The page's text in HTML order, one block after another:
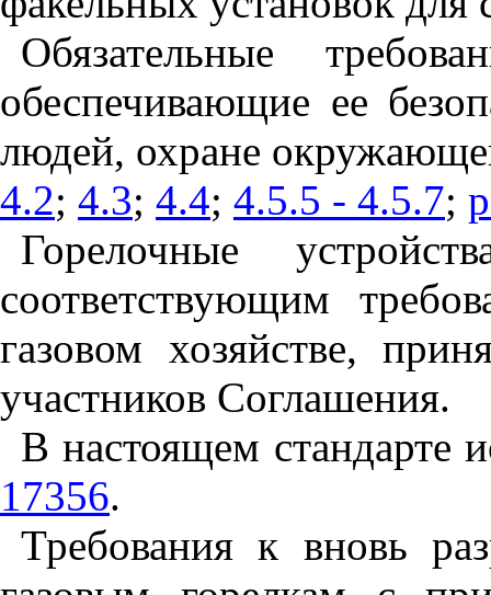
Обязательные
обеспечивающие ее
людей, охране
4.2; 4.3; 4.4; 4.5.5 - 4.5.7;
Горелочные
соответствующим
газовом хозяйстве,
участников Соглашения.
В настоящем стандарте
17356.
Требования к вновь